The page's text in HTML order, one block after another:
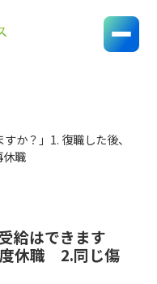
か？」1. 復職した後、
職
給はできます
度休職 2.同じ傷